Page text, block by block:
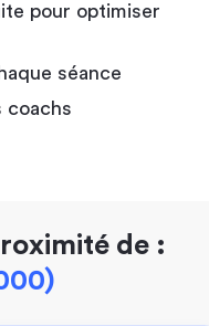
pour optimiser
séance
coachs
de :